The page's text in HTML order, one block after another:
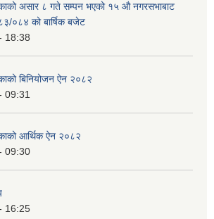
असार ८ गते सम्पन भएको १५ ‍‍‍औ नगरसभाबाट
०८४ को बार्षिक बजेट
18:38
बिनियोजन ऐन २०८२
09:31
आर्थिक ऐन २०८२
09:30
16:25